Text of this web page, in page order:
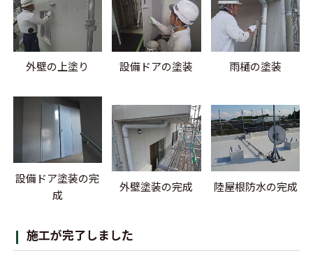
外壁の上塗り 設備ドアの塗装 雨樋の塗装
設備ドア塗装の完
成
外壁塗装の完成 陸屋根防水の完成
施工が完了しました